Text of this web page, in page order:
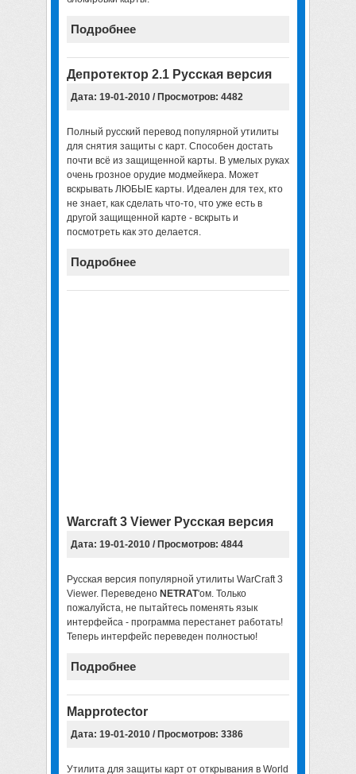
Подробнее
Депротектор 2.1 Русская версия
Дата: 19-01-2010 / Просмотров: 4482
Полный русский перевод популярной утилиты
для снятия защиты с карт. Способен достать
почти всё из защищенной карты. В умелых руках
очень грозное орудие модмейкера. Может
вскрывать ЛЮБЫЕ карты. Идеален для тех, кто
не знает, как сделать что-то, что уже есть в
другой защищенной карте - вскрыть и
посмотреть как это делается.
Подробнее
Warcraft 3 Viewer Русская версия
Дата: 19-01-2010 / Просмотров: 4844
Русская версия популярной утилиты WarCraft 3
Viewer. Переведено NETRAT'ом. Только
пожалуйста, не пытайтесь поменять язык
интерфейса - программа перестанет работать!
Теперь интерфейс переведен полностью!
Подробнее
Mapprotector
Дата: 19-01-2010 / Просмотров: 3386
Утилита для защиты карт от открывания в World